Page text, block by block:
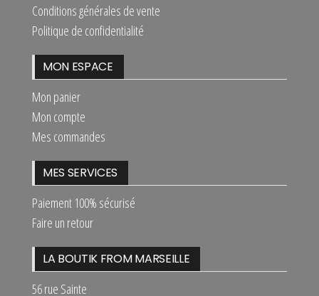
Conditions générales de vente
Politique de confidentialité
MON ESPACE
Mon panier
Mon compte
Mes commandes
MES SERVICES
Paiement 100% sécurisé
Faire un retour
LA BOUTIK FROM MARSEILLE
56 rue Sainte